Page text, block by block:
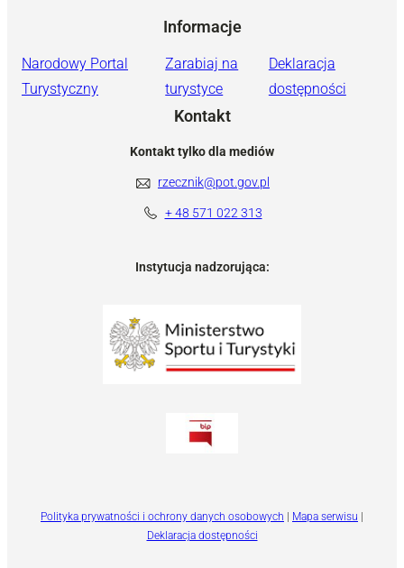
Informacje
Narodowy Portal
Turystyczny
Zarabiaj na
turystyce
Deklaracja
dostępności
Kontakt
Kontakt tylko dla mediów
rzecznik@pot.gov.pl
+ 48 571 022 313
Instytucja nadzorująca:
Polityka prywatności i ochrony danych osobowych | Mapa serwisu |
Deklaracja dostępności